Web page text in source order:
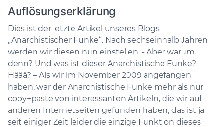
Auflösungserklärung
Dies ist der letzte Artikel unseres Blogs
„Anarchistischer Funke“. Nach sechseinhalb Jahren
werden wir diesen nun einstellen. - Aber warum
denn? Und was ist dieser Anarchistische Funke?
Häää? – Als wir im November 2009 angefangen
haben, war der Anarchistische Funke mehr als nur
copy+paste von interessanten Artikeln, die wir auf
anderen Internetseiten gefunden haben; das ist ja
seit einiger Zeit leider die einzige Funktion dieses